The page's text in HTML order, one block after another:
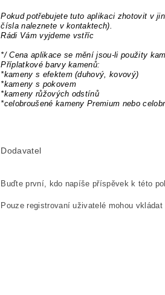
Pokud potřebujete tuto aplikaci zhotovit v
čísla naleznete v kontaktech).
Rádi Vám vyjdeme vstříc
*/ Cena aplikace se mění jsou-li použity
Příplatkové barvy kamenů:
*kameny s efektem (duhový, kovový)
*kameny s pokovem
*kameny růžových odstínů
*celobroušené kameny Premium nebo
Dodavatel
Buďte první, kdo napíše příspěvek k této
Pouze registrovaní uživatelé mohou